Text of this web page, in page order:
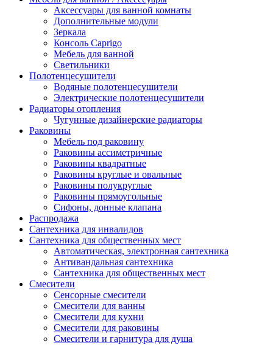
Аксессуары для ванной комнаты
Дополнительные модули
Зеркала
Консоль Caprigo
Мебель для ванной
Светильники
Полотенцесушители
Водяные полотенцесушители
Электрические полотенцесушители
Радиаторы отопления
Чугунные дизайнерские радиаторы
Раковины
Мебель под раковину
Раковины ассиметричные
Раковины квадратные
Раковины круглые и овальные
Раковины полукруглые
Раковины прямоугольные
Сифоны, донные клапана
Распродажа
Сантехника для инвалидов
Сантехника для общественных мест
Автоматическая, электронная сантехника
Антивандальная сантехника
Сантехника для общественных мест
Смесители
Сенсорные смесители
Смесители для ванны
Смесители для кухни
Смесители для раковины
Смесители и гарнитура для душа